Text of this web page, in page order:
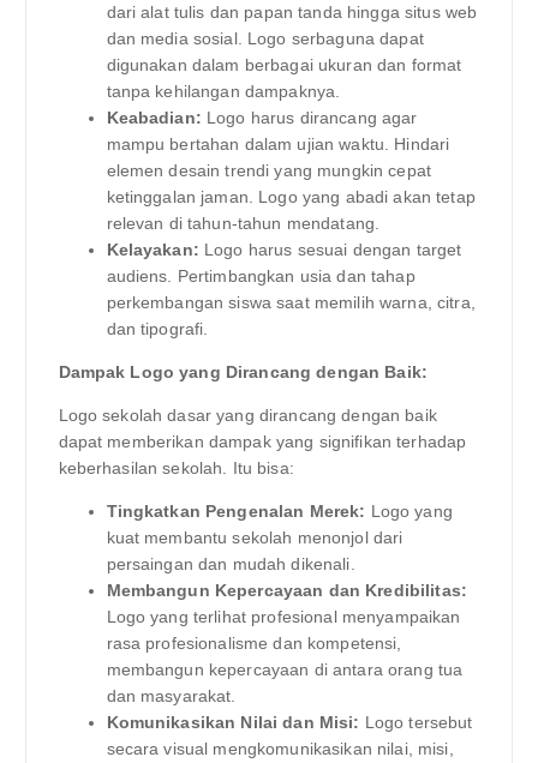
dari alat tulis dan papan tanda hingga situs web
dan media sosial. Logo serbaguna dapat
digunakan dalam berbagai ukuran dan format
tanpa kehilangan dampaknya.
Keabadian: Logo harus dirancang agar
mampu bertahan dalam ujian waktu. Hindari
elemen desain trendi yang mungkin cepat
ketinggalan jaman. Logo yang abadi akan tetap
relevan di tahun-tahun mendatang.
Kelayakan: Logo harus sesuai dengan target
audiens. Pertimbangkan usia dan tahap
perkembangan siswa saat memilih warna, citra,
dan tipografi.
Dampak Logo yang Dirancang dengan Baik:
Logo sekolah dasar yang dirancang dengan baik
dapat memberikan dampak yang signifikan terhadap
keberhasilan sekolah. Itu bisa:
Tingkatkan Pengenalan Merek: Logo yang
kuat membantu sekolah menonjol dari
persaingan dan mudah dikenali.
Membangun Kepercayaan dan Kredibilitas:
Logo yang terlihat profesional menyampaikan
rasa profesionalisme dan kompetensi,
membangun kepercayaan di antara orang tua
dan masyarakat.
Komunikasikan Nilai dan Misi: Logo tersebut
secara visual mengkomunikasikan nilai, misi,